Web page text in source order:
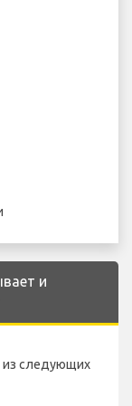
и
из следующих